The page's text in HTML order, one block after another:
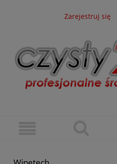
Zarejestruj się